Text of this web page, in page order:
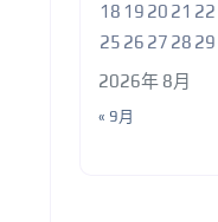
2026年 8月
18 19 20 21 22
25 26 27 28 29
« 9月